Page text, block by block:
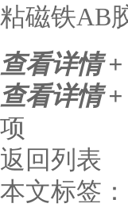
粘磁铁AB
查看详情 +
查看详情 +
项
返回列表
本文标签：